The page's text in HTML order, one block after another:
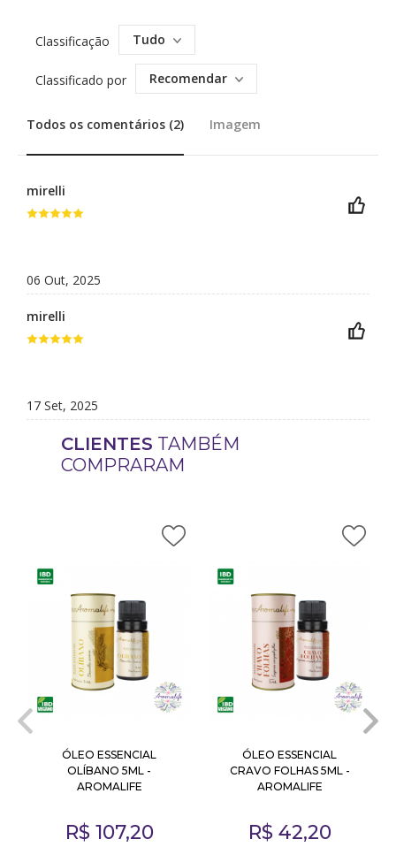
Classificação Tudo
Classificado por Recomendar
Todos os comentários (2) Imagem
mirelli
06 Out, 2025
mirelli
17 Set, 2025
CLIENTES TAMBÉM
COMPRARAM
ÓLEO ESSENCIAL
OLÍBANO 5ML -
AROMALIFE
R$ 107,20
ÓLEO ESSENCIAL
CRAVO FOLHAS 5ML -
AROMALIFE
R$ 42,20